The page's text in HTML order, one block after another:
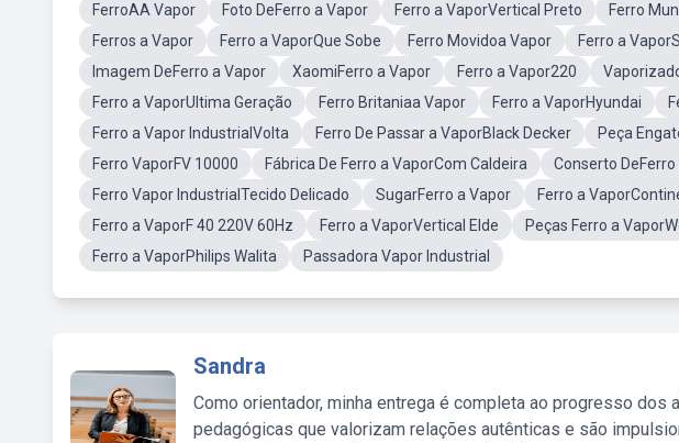
FerroAA Vapor
Foto DeFerro a Vapor Ferro a VaporVertical Preto Ferro
Ferros a Vapor
Ferro a VaporQue Sobe Ferro Movidoa Vapor Ferro a
Imagem DeFerro a Vapor
XaomiFerro a Vapor Ferro a Vapor220
Ferro a VaporUltima Geração
Ferro Britaniaa Vapor Ferro a VaporHyundai
Ferro a Vapor IndustrialVolta
Ferro De Passar a VaporBlack Decker Peça
Ferro VaporFV 10000
Fábrica De Ferro a VaporCom Caldeira
Conserto
Ferro Vapor IndustrialTecido Delicado
SugarFerro a Vapor Ferro a
Ferro a VaporF 40 220V 60Hz
Ferro a VaporVertical Elde Peças Ferro a
Ferro a VaporPhilips Walita
Passadora Vapor Industrial
Sandra
Como orientador, minha entrega é completa ao progresso dos
pedagógicas que valorizam relações autênticas e são